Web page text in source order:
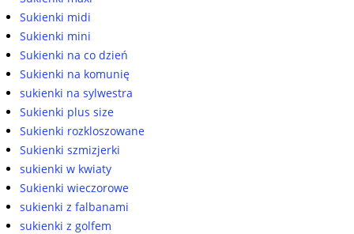
Sukienki midi
Sukienki mini
Sukienki na co dzień
Sukienki na komunię
sukienki na sylwestra
Sukienki plus size
Sukienki rozkloszowane
Sukienki szmizjerki
sukienki w kwiaty
Sukienki wieczorowe
sukienki z falbanami
sukienki z golfem